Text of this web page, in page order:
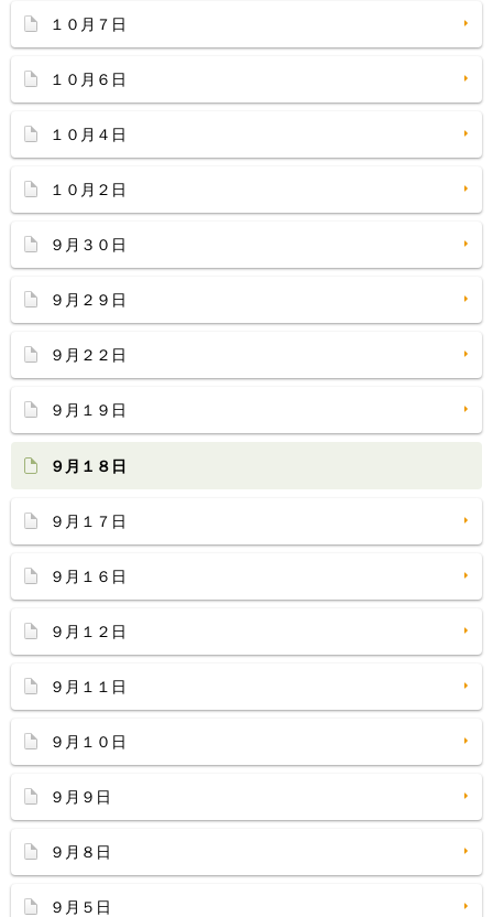
１０月７日
１０月６日
１０月４日
１０月２日
９月３０日
９月２９日
９月２２日
９月１９日
９月１８日
９月１７日
９月１６日
９月１２日
９月１１日
９月１０日
９月９日
９月８日
９月５日